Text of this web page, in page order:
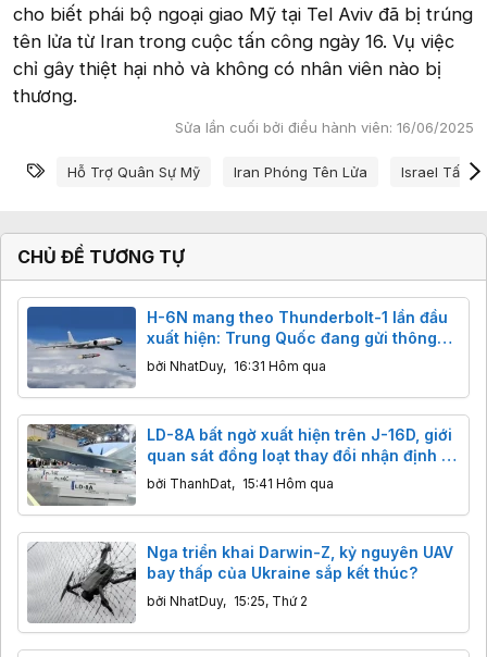
cho biết phái bộ ngoại giao Mỹ tại Tel Aviv đã bị trúng
tên lửa từ Iran trong cuộc tấn công ngày 16. Vụ việc
chỉ gây thiệt hại nhỏ và không có nhân viên nào bị
thương.
Sửa lần cuối bởi điều hành viên: 16/06/2025
Từ khóa
Hỗ Trợ Quân Sự Mỹ Iran Phóng Tên Lửa Israel Tấn
CHỦ ĐỀ TƯƠNG TỰ
H-6N mang theo Thunderbolt-1 lần đầu
xuất hiện: Trung Quốc đang gửi thông
điệp gì tới các nhóm tàu sân bay?
bởi NhatDuy, 16:31 Hôm qua
LD-8A bất ngờ xuất hiện trên J-16D, giới
quan sát đồng loạt thay đổi nhận định về
tên lửa chống radar mới của Trung
bởi ThanhDat, 15:41 Hôm qua
Nga triển khai Darwin-Z, kỷ nguyên UAV
bay thấp của Ukraine sắp kết thúc?
bởi NhatDuy, 15:25, Thứ 2